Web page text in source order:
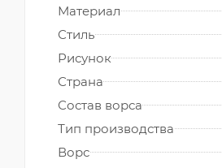
Материал
Стиль
Рисунок
Страна
Состав ворса
Тип производства
Ворс